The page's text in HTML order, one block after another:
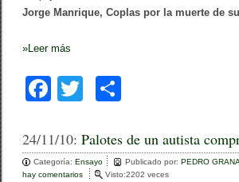
Jorge Manrique, Coplas por la muerte de
»Leer más
F
c
e
tt
er
m
p
24/11/10:Palotes de un autista
Categoría:Ensayo Publicado por:PEDRO
hay comentarios
Visto:2202 veces